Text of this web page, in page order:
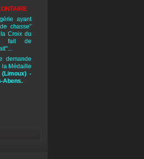
ayant
chasse"
Croix du
fait de
demande
la Médaille
-
Abens.